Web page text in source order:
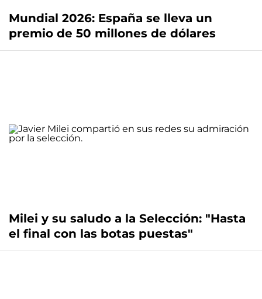
Mundial 2026: España se lleva un
premio de 50 millones de dólares
Milei y su saludo a la Selección: "Hasta
el final con las botas puestas"